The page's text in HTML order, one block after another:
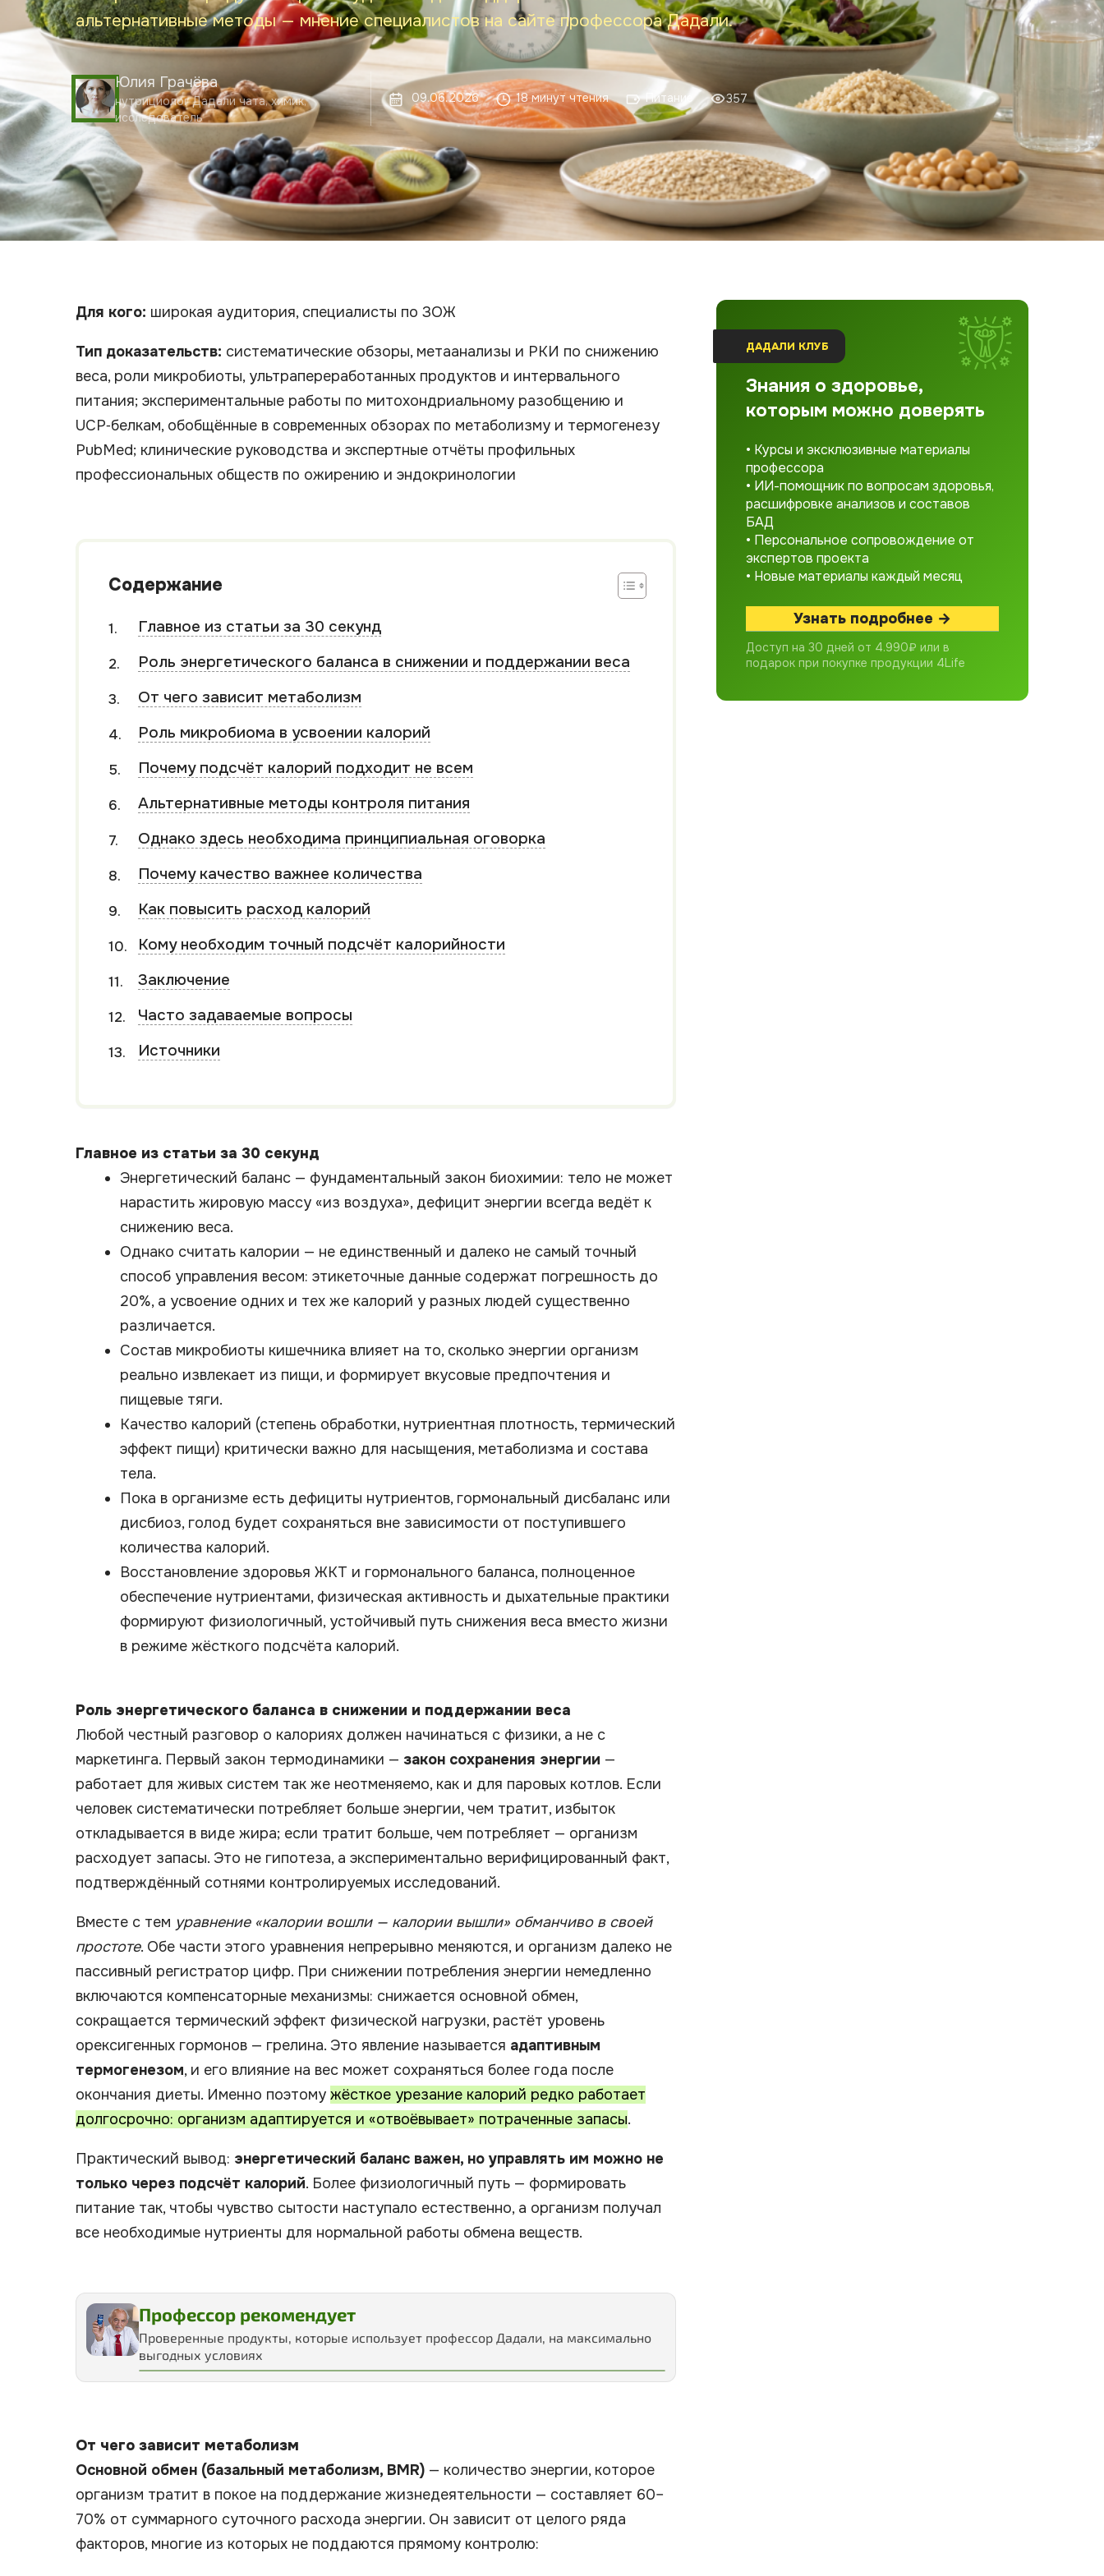
альтернативные методы — мнение специалистов на сайте профессора Дадали.
Юлия Грачёва
нутрициолог Дадали чата, химик,
исследователь
09.06.2026 18 минут чтения Питание 357
Для кого: широкая аудитория, специалисты по ЗОЖ
Тип доказательств: систематические обзоры, метаанализы и РКИ по снижению
веса, роли микробиоты, ультрапереработанных продуктов и интервального
питания; экспериментальные работы по митохондриальному разобщению и
UCP‑белкам, обобщённые в современных обзорах по метаболизму и термогенезу
PubMed; клинические руководства и экспертные отчёты профильных
профессиональных обществ по ожирению и эндокринологии
ДАДАЛИ КЛУБ
Знания о здоровье,
которым можно доверять
• Курсы и эксклюзивные материалы
профессора
• ИИ-помощник по вопросам здоровья,
расшифровке анализов и составов
БАД
• Персональное сопровождение от
экспертов проекта
• Новые материалы каждый месяц
Узнать подробнее →
Доступ на 30 дней от 4.990₽ или в
подарок при покупке продукции 4Life
Содержание
Главное из статьи за 30 секунд
Роль энергетического баланса в снижении и поддержании веса
От чего зависит метаболизм
Роль микробиома в усвоении калорий
Почему подсчёт калорий подходит не всем
Альтернативные методы контроля питания
Однако здесь необходима принципиальная оговорка
Почему качество важнее количества
Как повысить расход калорий
Кому необходим точный подсчёт калорийности
Заключение
Часто задаваемые вопросы
Источники
Главное из статьи за 30 секунд
Энергетический баланс — фундаментальный закон биохимии: тело не может
нарастить жировую массу «из воздуха», дефицит энергии всегда ведёт к
снижению веса.
Однако считать калории — не единственный и далеко не самый точный
способ управления весом: этикеточные данные содержат погрешность до
20%, а усвоение одних и тех же калорий у разных людей существенно
различается.
Состав микробиоты кишечника влияет на то, сколько энергии организм
реально извлекает из пищи, и формирует вкусовые предпочтения и
пищевые тяги.
Качество калорий (степень обработки, нутриентная плотность, термический
эффект пищи) критически важно для насыщения, метаболизма и состава
тела.
Пока в организме есть дефициты нутриентов, гормональный дисбаланс или
дисбиоз, голод будет сохраняться вне зависимости от поступившего
количества калорий.
Восстановление здоровья ЖКТ и гормонального баланса, полноценное
обеспечение нутриентами, физическая активность и дыхательные практики
формируют физиологичный, устойчивый путь снижения веса вместо жизни
в режиме жёсткого подсчёта калорий.
Роль энергетического баланса в снижении и поддержании веса
Любой честный разговор о калориях должен начинаться с физики, а не с
маркетинга. Первый закон термодинамики — закон сохранения энергии —
работает для живых систем так же неотменяемо, как и для паровых котлов. Если
человек систематически потребляет больше энергии, чем тратит, избыток
откладывается в виде жира; если тратит больше, чем потребляет — организм
расходует запасы. Это не гипотеза, а экспериментально верифицированный факт,
подтверждённый сотнями контролируемых исследований.
Вместе с тем уравнение «калории вошли — калории вышли» обманчиво в своей
простоте. Обе части этого уравнения непрерывно меняются, и организм далеко не
пассивный регистратор цифр. При снижении потребления энергии немедленно
включаются компенсаторные механизмы: снижается основной обмен,
сокращается термический эффект физической нагрузки, растёт уровень
орексигенных гормонов — грелина. Это явление называется адаптивным
термогенезом, и его влияние на вес может сохраняться более года после
окончания диеты. Именно поэтому жёсткое урезание калорий редко работает
долгосрочно: организм адаптируется и «отвоёвывает» потраченные запасы.
Практический вывод: энергетический баланс важен, но управлять им можно не
только через подсчёт калорий. Более физиологичный путь — формировать
питание так, чтобы чувство сытости наступало естественно, а организм получал
все необходимые нутриенты для нормальной работы обмена веществ.
Больше чем нутрициология
Новая версия курса профессора Дадали
Основной обмен (базальный метаболизм,
организм тратит в покое на поддержание жизнедеятельности — составляет 60–
70% от суммарного суточного расхода энергии. Он зависит от целого ряда
факторов, многие из которых не поддаются прямому контролю: